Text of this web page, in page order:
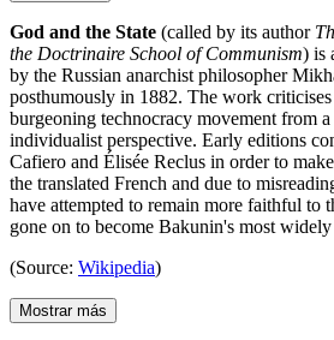
God and the State (called by its author
the Doctrinaire School of Communism) is
by the Russian anarchist philosopher
posthumously in 1882. The work
burgeoning technocracy movement from
individualist perspective. Early editions
Cafiero and Élisée Reclus in order to
the translated French and due to
have attempted to remain more faithful to
gone on to become Bakunin's most
(Source: Wikipedia)
Mostrar más